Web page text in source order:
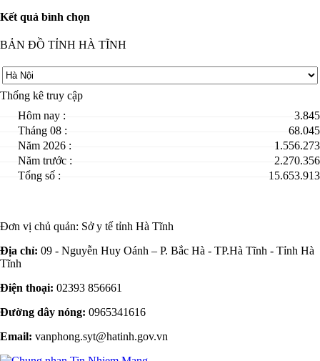
Kết quả bình chọn
BẢN ĐỒ TỈNH HÀ TĨNH
Thống kê truy cập
Hôm nay :
3.845
Tháng 08 :
68.045
Năm 2026 :
1.556.273
Năm trước :
2.270.356
Tổng số :
15.653.913
Đơn vị chủ quản: Sở y tế tỉnh Hà Tĩnh
Địa chỉ: 09 - Nguyễn Huy Oánh – P. Bắc Hà - TP.Hà Tĩnh - Tỉnh Hà
Tĩnh
Điện thoại: 02393 856661
Đường dây nóng: 0965341616
Email: vanphong.syt@hatinh.gov.vn